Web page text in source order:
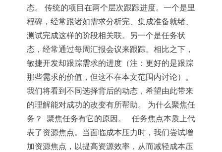
态。 传统的项目在两个层次跟踪进度。一个是里
程碑，经常跟诸如需求分析完、集成准备就绪、
测试完成这样的阶段相关联。另一个是任务状
态，经常通过每周汇报会议来跟踪。相比之下，
敏捷开发却跟踪需求的进度（注：更好的是跟踪
那些需求的价值，但这不在本文范围内讨论）。
我们将看到不同选择背后的动态，希望由此带来
的理解能对成功的改变有所帮助。 为什么聚焦任
务？ 聚焦任务有它的原因。 任务焦点本质上代
表了资源焦点。当面临成本压力时，我们尝试增
加资源焦点，以提高资源效率，从而减轻成本压